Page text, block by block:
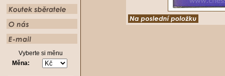
Vyberte si měnu
Měna: